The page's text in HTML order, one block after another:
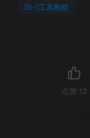
工具教程
点赞 13